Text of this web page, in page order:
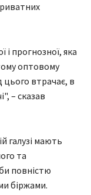
прогнозної, яка
оптовому
цього втрачає, в
– сказав
галузі мають
та
повністю
біржами.